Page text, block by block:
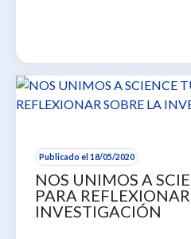
Publicado el 18/05/2020
NOS UNIMOS A
PARA
INVESTIGACIÓN